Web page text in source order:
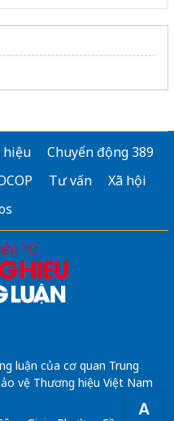
A
hiệu
Chuyển động 389
Tư vấn
Xã hội
luận của cơ quan Trung
vệ Thương hiệu Việt Nam